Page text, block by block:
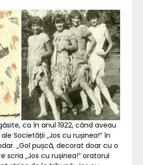
ca în anul 1922, când aveau
Societății „Jos cu rușinea!” în
„Gol pușcă, decorat doar cu o
scria „Jos cu rușinea!” oratorul